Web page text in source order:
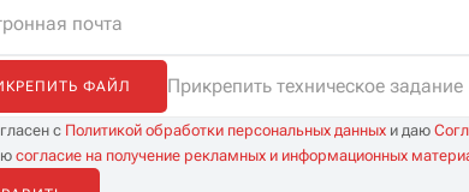
ФАЙЛ Прикрепить техническое задание
с Политикой обработки персональных данных и даю
согласие на получение рекламных и информационных